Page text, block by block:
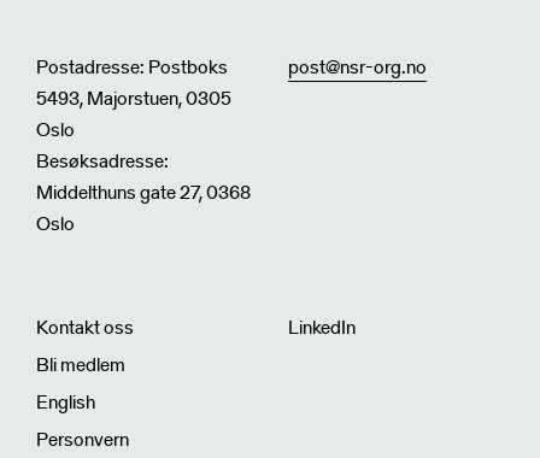
Postadresse: Postboks
5493, Majorstuen, 0305
Oslo
Besøksadresse:
Middelthuns gate 27, 0368
Oslo
post@nsr-org.no
Kontakt oss
Bli medlem
English
Personvern
LinkedIn